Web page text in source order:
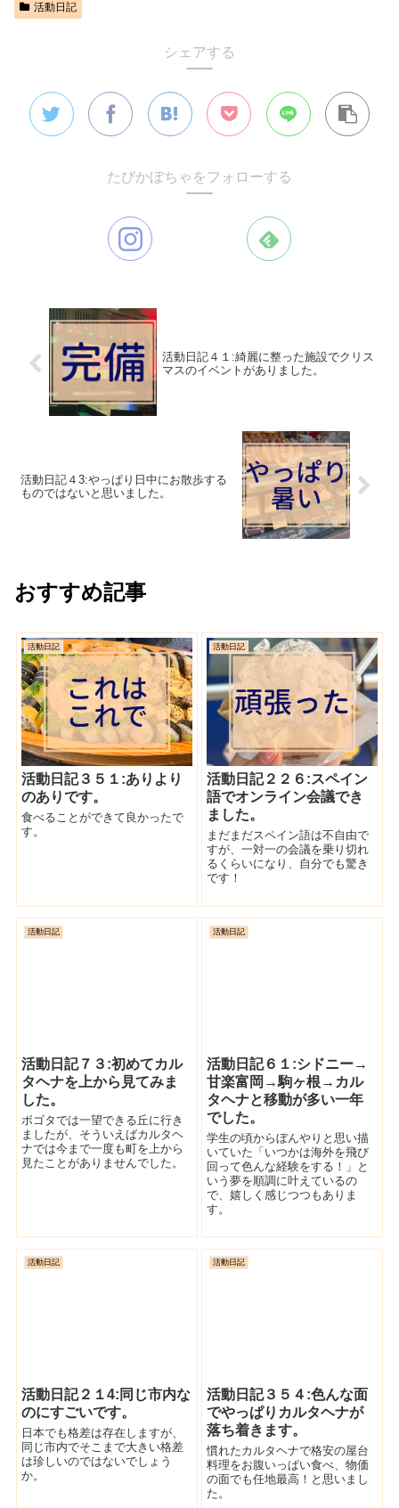
活動日記
シェアする
たびかぼちゃをフォローする
活動日記４１:綺麗に整った施設でクリス
マスのイベントがありました。
活動日記４3:やっぱり日中にお散歩する
ものではないと思いました。
おすすめ記事
活動日記
活動日記３５１:ありより
のありです。
食べることができて良かったで
す。
活動日記
活動日記２２６:スペイン
語でオンライン会議でき
ました。
まだまだスペイン語は不自由で
すが、一対一の会議を乗り切れ
るくらいになり、自分でも驚き
です！
活動日記
活動日記７３:初めてカル
タヘナを上から見てみま
した。
ボゴタでは一望できる丘に行き
ましたが、そういえばカルタヘ
ナでは今まで一度も町を上から
見たことがありませんでした。
活動日記
活動日記６１:シドニー→
甘楽富岡→駒ヶ根→カル
タヘナと移動が多い一年
でした。
学生の頃からぼんやりと思い描
いていた「いつかは海外を飛び
回って色んな経験をする！」と
いう夢を順調に叶えているの
で、嬉しく感じつつもありま
す。
活動日記
活動日記２１4:同じ市内な
のにすごいです。
日本でも格差は存在しますが、
同じ市内でそこまで大きい格差
は珍しいのではないでしょう
か。
活動日記
活動日記３５４:色んな面
でやっぱりカルタヘナが
落ち着きます。
慣れたカルタヘナで格安の屋台
料理をお腹いっぱい食べ、物価
の面でも任地最高！と思いまし
た。